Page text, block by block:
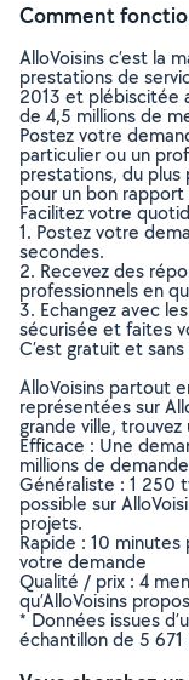
Comment
AlloVoisins c’est la
prestations de
2013 et plébiscitée
de 4,5 millions de
Postez votre
particulier ou un
prestations, du plus
pour un bon
Facilitez votre
1. Postez votre
secondes.
2. Recevez des
professionnels en
3. Echangez avec
sécurisée et faites
C’est gratuit et
AlloVoisins partout
représentées sur
grande ville,
Efficace : Une
millions de
Généraliste : 1 250
possible sur
projets.
Rapide : 10
votre demande
Qualité / prix : 4
qu’AlloVoisins
* Données issues
échantillon de 5